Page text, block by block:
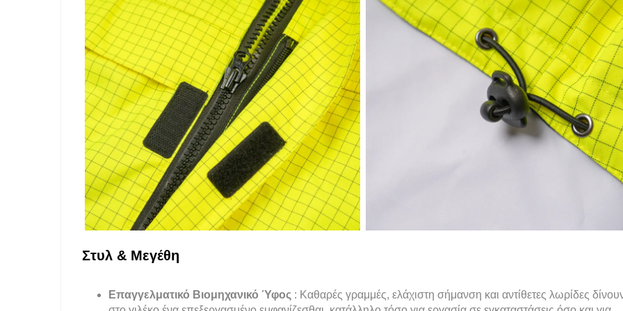
Στυλ & Μεγέθη
Επαγγελματικό Βιομηχανικό Ύφος : Καθαρές γραμμές, ελάχιστη σήμανση και αντίθετες λωρίδες